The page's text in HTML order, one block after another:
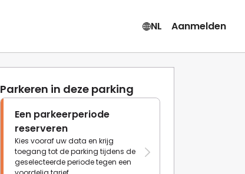
NL Aanmelden
Parkeren in deze parking
Een parkeerperiode
reserveren
Kies vooraf uw data en krijg
toegang tot de parking tijdens de
geselecteerde periode tegen een